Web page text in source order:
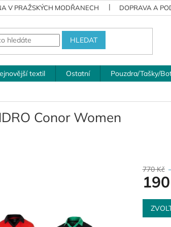
V PRAŽSKÝCH MODŘANECH DOPRAVA A
HLEDAT
textil Ostatní Pouzdra/Tašky/
Conor Women
770 Kč
Měrná
cena: